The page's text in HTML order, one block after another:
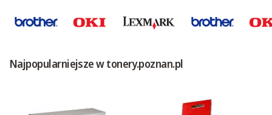
Najpopularniejsze w tonery.poznan.pl